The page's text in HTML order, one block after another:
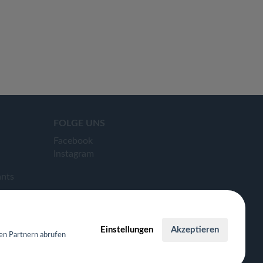
FOLGE UNS
Facebook
Instagram
Partnern abrufen
Einstellungen Akzeptieren